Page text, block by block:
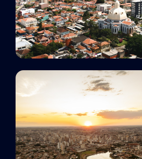
São Carlos, SP